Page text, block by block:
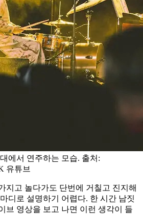
에서 연주하는 모습. 출처:
유튜브
지고 놀다가도 단번에 거칠고 진지해
디로 설명하기 어렵다. 한 시간 남짓
브 영상을 보고 나면 이런 생각이 들